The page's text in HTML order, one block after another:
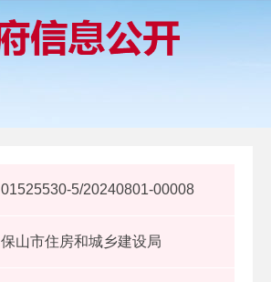
01525530-5/20240801-00008
保山市住房和城乡建设局